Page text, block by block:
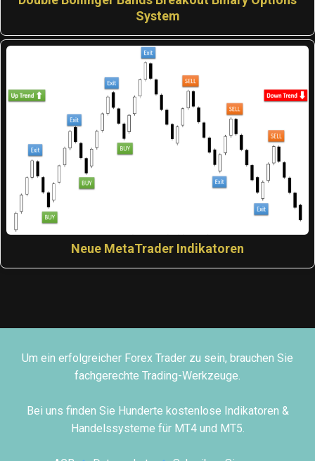
System
Neue MetaTrader Indikatoren
Um ein erfolgreicher Forex Trader zu sein, brauchen Sie
fachgerechte Trading-Werkzeuge.
Bei uns finden Sie Hunderte kostenlose Indikatoren &
Handelssysteme für MT4 und MT5.